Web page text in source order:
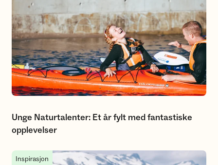
Unge Naturtalenter: Et år fylt med fantastiske
opplevelser
10 sommeraktiviteter for ungdom
Inspirasjon